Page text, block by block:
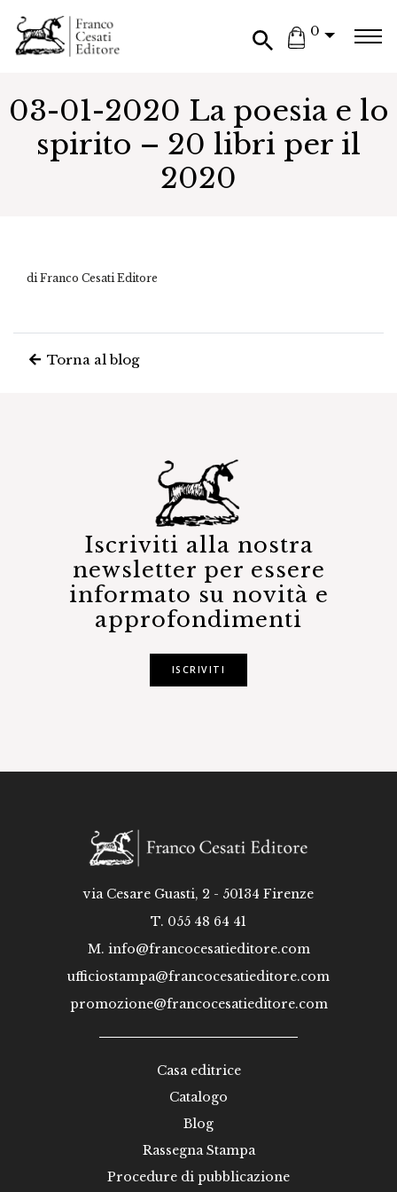
0
03-01-2020 La poesia e lo
spirito – 20 libri per il
2020
di Franco Cesati Editore
Torna al blog
Iscriviti alla nostra
newsletter per essere
informato su novità e
approfondimenti
ISCRIVITI
via Cesare Guasti, 2 - 50134 Firenze
T. 055 48 64 41
M. info@francocesatieditore.com
ufficiostampa@francocesatieditore.com
promozione@francocesatieditore.com
Casa editrice
Catalogo
Blog
Rassegna Stampa
Procedure di pubblicazione